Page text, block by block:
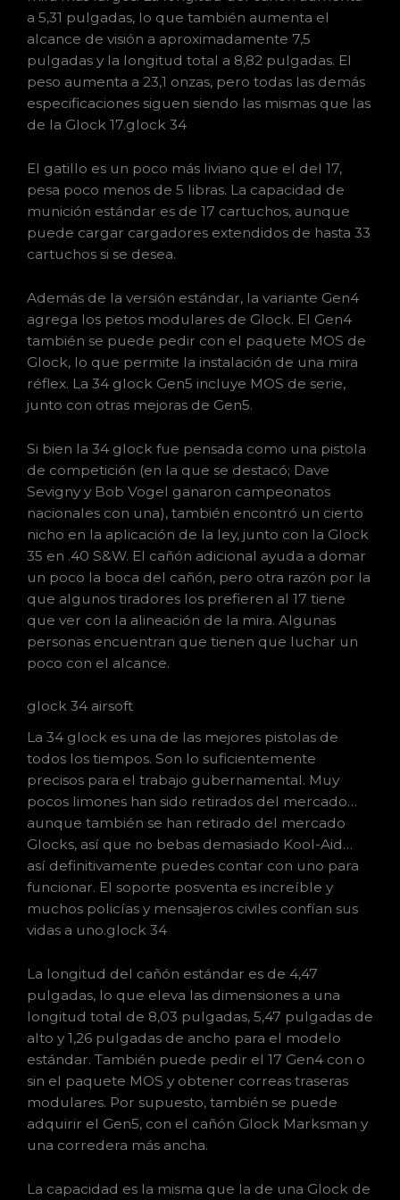
a 5,31 pulgadas, lo que también aumenta el
alcance de visión a aproximadamente 7,5
pulgadas y la longitud total a 8,82 pulgadas. El
peso aumenta a 23,1 onzas, pero todas las demás
especificaciones siguen siendo las mismas que las
de la Glock 17.glock 34
El gatillo es un poco más liviano que el del 17,
pesa poco menos de 5 libras. La capacidad de
munición estándar es de 17 cartuchos, aunque
puede cargar cargadores extendidos de hasta 33
cartuchos si se desea.
Además de la versión estándar, la variante Gen4
agrega los petos modulares de Glock. El Gen4
también se puede pedir con el paquete MOS de
Glock, lo que permite la instalación de una mira
réflex. La 34 glock Gen5 incluye MOS de serie,
junto con otras mejoras de Gen5.
Si bien la 34 glock fue pensada como una pistola
de competición (en la que se destacó; Dave
Sevigny y Bob Vogel ganaron campeonatos
nacionales con una), también encontró un cierto
nicho en la aplicación de la ley, junto con la Glock
35 en .40 S&W. El cañón adicional ayuda a domar
un poco la boca del cañón, pero otra razón por la
que algunos tiradores los prefieren al 17 tiene
que ver con la alineación de la mira. Algunas
personas encuentran que tienen que luchar un
poco con el alcance.
glock 34 airsoft
La 34 glock es una de las mejores pistolas de
todos los tiempos. Son lo suficientemente
precisos para el trabajo gubernamental. Muy
pocos limones han sido retirados del mercado…
aunque también se han retirado del mercado
Glocks, así que no bebas demasiado Kool-Aid…
así definitivamente puedes contar con uno para
funcionar. El soporte posventa es increíble y
muchos policías y mensajeros civiles confían sus
vidas a uno.glock 34
La longitud del cañón estándar es de 4,47
pulgadas, lo que eleva las dimensiones a una
longitud total de 8,03 pulgadas, 5,47 pulgadas de
alto y 1,26 pulgadas de ancho para el modelo
estándar. También puede pedir el 17 Gen4 con o
sin el paquete MOS y obtener correas traseras
modulares. Por supuesto, también se puede
adquirir el Gen5, con el cañón Glock Marksman y
una corredera más ancha.
La capacidad es la misma que la de una Glock de